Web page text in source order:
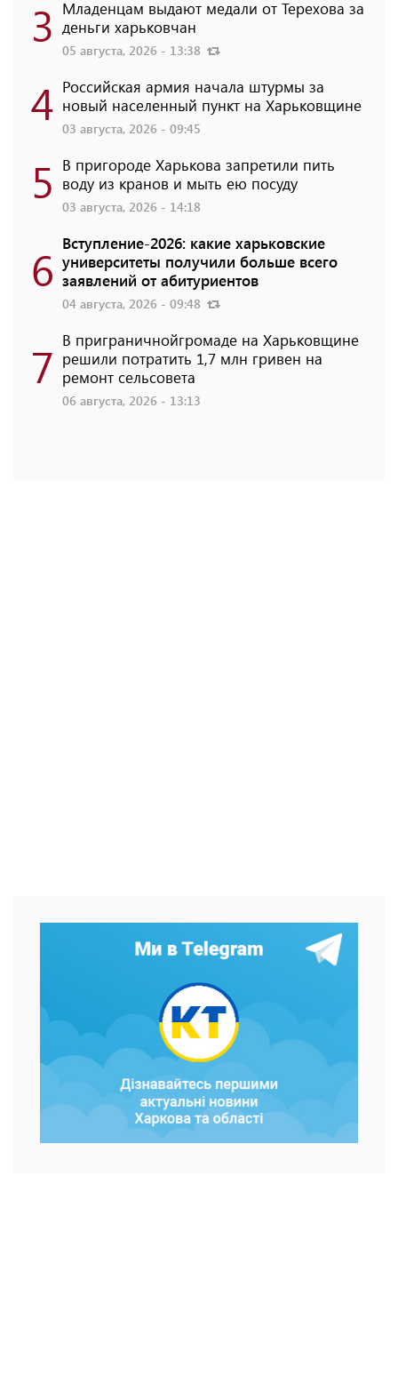
3 Младенцам выдают медали от Терехова за
деньги харьковчан
05 августа, 2026 - 13:38
4 Российская армия начала штурмы за
новый населенный пункт на Харьковщине
03 августа, 2026 - 09:45
5 В пригороде Харькова запретили пить
воду из кранов и мыть ею посуду
03 августа, 2026 - 14:18
6 Вступление-2026: какие харьковские
университеты получили больше всего
заявлений от абитуриентов
04 августа, 2026 - 09:48
7 В приграничнойгромаде на Харьковщине
решили потратить 1,7 млн ​​гривен на
ремонт сельсовета
06 августа, 2026 - 13:13